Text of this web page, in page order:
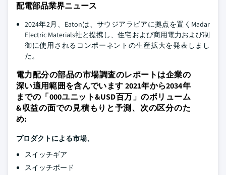
配電部品業界ニュース
2024年2月、Eatonは、サウジアラビアに拠点を置くMadar
Electric Materials社と提携し、住宅および商用電力および制
御に使用されるコンポーネントの生産拡大を発表しまし
た。
電力配分の部品の市場調査のレポートは企業の
深い適用範囲を含んでいます 2021年から2034年
までの「000ユニット&USD百万」のボリューム
&収益の面での見積もりと予測、次の区分のた
め:
プロダクトによる市場、
スイッチギア
スイッチボード